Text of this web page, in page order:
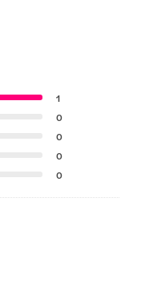
1
0
0
0
0